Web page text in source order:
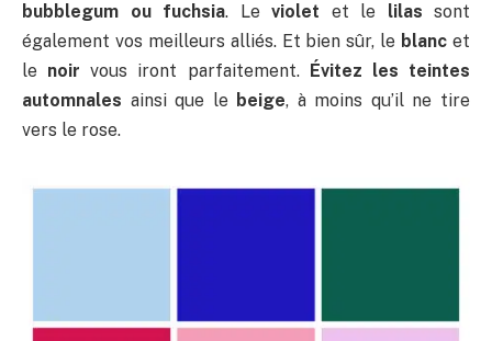
bubblegum ou fuchsia. Le violet et le lilas sont
également vos meilleurs alliés. Et bien sûr, le blanc et
le noir vous iront parfaitement.
Évitez les teintes
automnales ainsi que le beige, à moins qu’il ne tire
vers le rose.